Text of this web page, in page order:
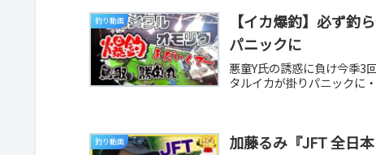
釣り動画
【イカ爆釣】必ず釣
パニックに
悪童Y氏の誘惑に負け今季3
タルイカが掛りパニックに
釣り動画
加藤るみ『JFT 全日